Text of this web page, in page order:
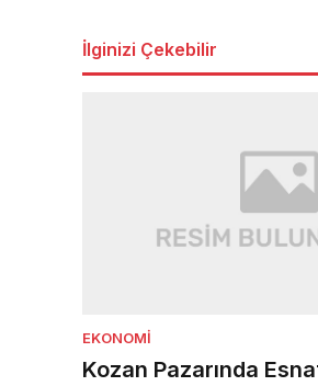
İlginizi Çekebilir
EKONOMI
Kozan Pazarında